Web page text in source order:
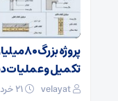
پروژه
تکمیل و عملیات
velayat